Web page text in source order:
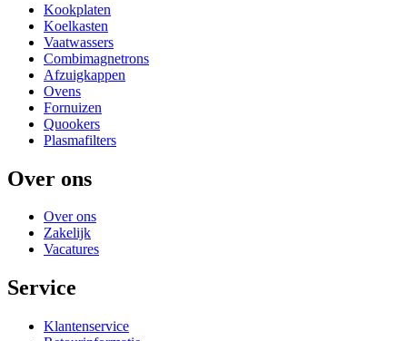
Kookplaten
Koelkasten
Vaatwassers
Combimagnetrons
Afzuigkappen
Ovens
Fornuizen
Quookers
Plasmafilters
Over ons
Over ons
Zakelijk
Vacatures
Service
Klantenservice